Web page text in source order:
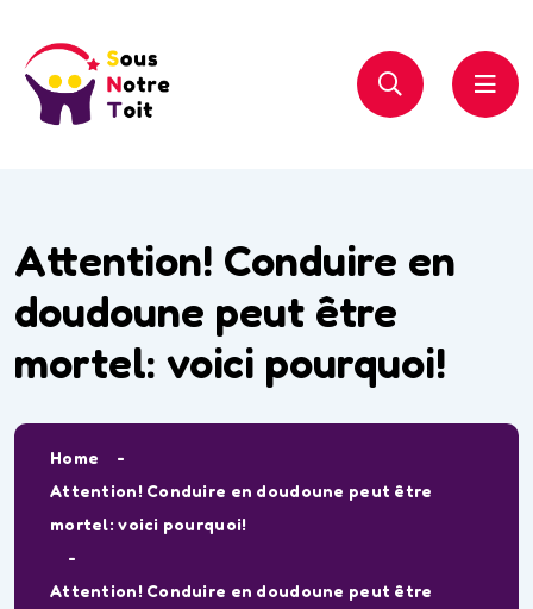
Attention! Conduire en
doudoune peut être
mortel: voici pourquoi!
Home
Attention! Conduire en doudoune peut être
mortel: voici pourquoi!
Attention! Conduire en doudoune peut être